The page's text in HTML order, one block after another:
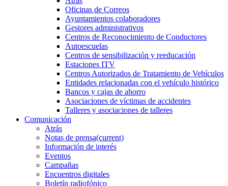
Oficinas de Correos
Ayuntamientos colaboradores
Gestores administrativos
Centros de Reconocimiento de Conductores
Autoescuelas
Centros de sensibilización y reeducación
Estaciones ITV
Centros Autorizados de Tratamiento de Vehículos
Entidades relacionadas con el vehículo histórico
Bancos y cajas de ahorro
Asociaciones de víctimas de accidentes
Talleres y asociaciones de talleres
Comunicación
Atrás
Notas de prensa(current)
Información de interés
Eventos
Campañas
Encuentros digitales
Boletín radiofónico